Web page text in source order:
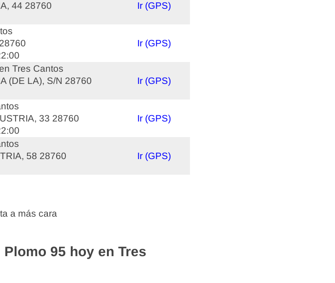
44 28760
Ir (GPS)
Ir (GPS)
Tres Cantos
(DE LA), S/N 28760
Ir (GPS)
33 28760
Ir (GPS)
58 28760
Ir (GPS)
a más cara
95 hoy en Tres